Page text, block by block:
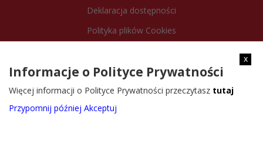
Deklaracja dostępności
Polityka plików Cookies
x
Informacje o Polityce Prywatności
Więcej informacji o Polityce Prywatności przeczytasz tutaj
Przypomnij później Akceptuj